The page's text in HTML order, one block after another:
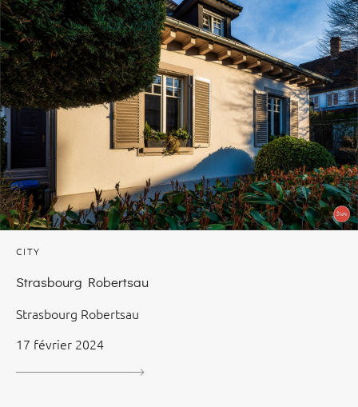
CITY
Strasbourg Robertsau
Strasbourg Robertsau
17 février 2024